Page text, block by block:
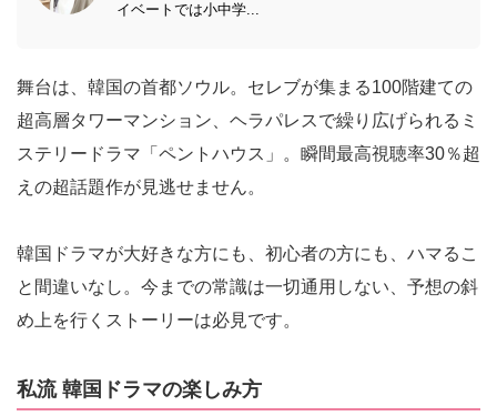
イベートでは小中学...
舞台は、韓国の首都ソウル。セレブが集まる100階建ての
超高層タワーマンション、ヘラパレスで繰り広げられるミ
ステリードラマ「ペントハウス」。瞬間最高視聴率30％超
えの超話題作が見逃せません。
韓国ドラマが大好きな方にも、初心者の方にも、ハマるこ
と間違いなし。今までの常識は一切通用しない、予想の斜
め上を行くストーリーは必見です。
私流 韓国ドラマの楽しみ方